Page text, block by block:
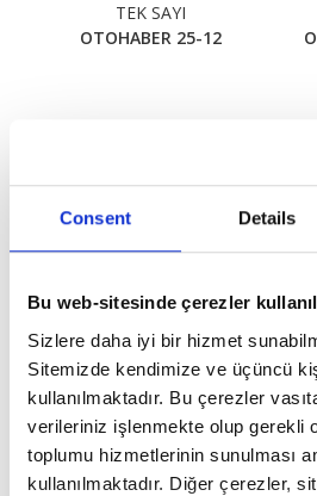
Consent Details
Bu web-sitesinde çerezler
Sizlere daha iyi bir hizmet
Sitemizde kendimize ve üçüncü
kullanılmaktadır. Bu çerezler
verileriniz işlenmekte olup gerekli
toplumu hizmetlerinin sunulması
kullanılmaktadır. Diğer çerezler,
TEK SAYI
OTOHABER 25-12
YORUM YAP
OTOHABER HAZİRAN-TEMMUZ
Var
Yorum